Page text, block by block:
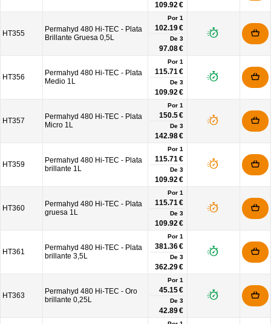
109.92 €
HT355
Permahyd 480 Hi-TEC - Plata
Brillante Gruesa 0,5L
Por 1
102.19 €
De 3
97.08 €
HT356
Permahyd 480 Hi-TEC - Plata
Medio 1L
Por 1
115.71 €
De 3
109.92 €
HT357
Permahyd 480 Hi-TEC - Plata
Micro 1L
Por 1
150.5 €
De 3
142.98 €
HT359
Permahyd 480 Hi-TEC - Plata
brillante 1L
Por 1
115.71 €
De 3
109.92 €
HT360
Permahyd 480 Hi-TEC - Plata
gruesa 1L
Por 1
115.71 €
De 3
109.92 €
HT361
Permahyd 480 Hi-TEC - Plata
brillante 3,5L
Por 1
381.36 €
De 3
362.29 €
HT363
Permahyd 480 Hi-TEC - Oro
brillante 0,25L
Por 1
45.15 €
De 3
42.89 €